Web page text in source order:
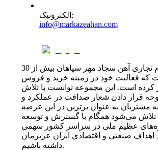
الکترونیک :
info@markazeahan.com
مرکزآهن با نام تجاری آهن سجاد مهر سپاهان بیش از 30
که فعالیت خود در زمینه خرید و فروش
کرده است. این مجموعه توانست با تلاش
قرار دادن شعار صداقت در عملکرد و
مشتریان به عنوان برترین در این عرصه
تلاش می‌شود همگام با گسترش و توسعه
عظیم ملی در سراسر کشور سهمی
اهداف صنعتی و اقتصادی ایران عزیزمان
داشته باشیم.